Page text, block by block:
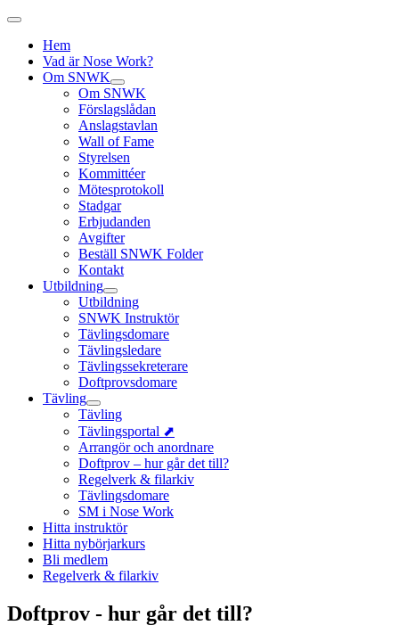
Hem
Vad är Nose Work?
Om SNWK
Om SNWK
Förslagslådan
Anslagstavlan
Wall of Fame
Styrelsen
Kommittéer
Mötesprotokoll
Stadgar
Erbjudanden
Avgifter
Beställ SNWK Folder
Kontakt
Utbildning
Utbildning
SNWK Instruktör
Tävlingsdomare
Tävlingsledare
Tävlingssekreterare
Doftprovsdomare
Tävling
Tävling
Tävlingsportal ⬈
Arrangör och anordnare
Doftprov – hur går det till?
Regelverk & filarkiv
Tävlingsdomare
SM i Nose Work
Hitta instruktör
Hitta nybörjarkurs
Bli medlem
Regelverk & filarkiv
Doftprov - hur går det till?